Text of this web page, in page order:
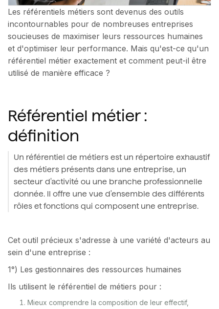
Les référentiels métiers sont devenus des outils
incontournables pour de nombreuses entreprises
soucieuses de maximiser leurs ressources humaines
et d'optimiser leur performance. Mais qu'est-ce qu'un
référentiel métier exactement et comment peut-il être
utilisé de manière efficace ?
Référentiel métier :
définition
Un référentiel de métiers est un répertoire exhaustif
des métiers présents dans une entreprise, un
secteur d'activité ou une branche professionnelle
donnée. Il offre une vue d'ensemble des différents
rôles et fonctions qui composent une entreprise.
Cet outil précieux s'adresse à une variété d'acteurs au
sein d'une entreprise :
1°) Les gestionnaires des ressources humaines
Ils utilisent le référentiel de métiers pour :
Mieux comprendre la composition de leur effectif,